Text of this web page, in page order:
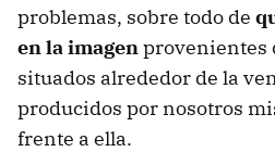
problemas, sobre todo de
en la imagenprovenientes
situados alrededor de la
producidos por nosotros
frente a ella.